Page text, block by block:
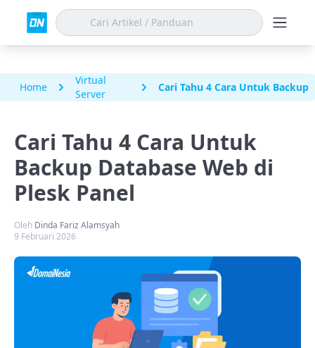
Home
Virtual
Server
Cari Tahu 4 Cara Untuk Backup
Cari Tahu 4 Cara Untuk
Backup Database Web di
Plesk Panel
Oleh Dinda Fariz Alamsyah
9 Februari 2026